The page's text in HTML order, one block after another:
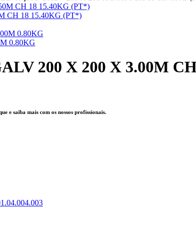
CH 18 15.40KG (PT*)
0.80KG
200 X 200 X 3.00M
e saiba mais com os nossos profissionais.